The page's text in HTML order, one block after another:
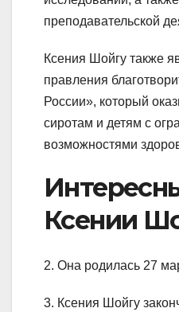
преподавательской
Ксения Шойгу также
правления
России», который
сиротам и детям с
возможностями
Ксении
2. Она родилась 27
3. Ксения Шойгу